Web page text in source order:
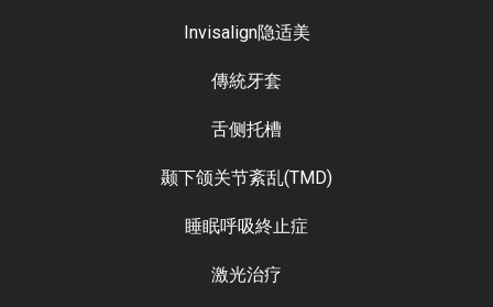
Invisalign隐适美
傳統牙套
舌侧托槽
颞下颌关节紊乱(TMD)
睡眠呼吸終止症
激光治疗